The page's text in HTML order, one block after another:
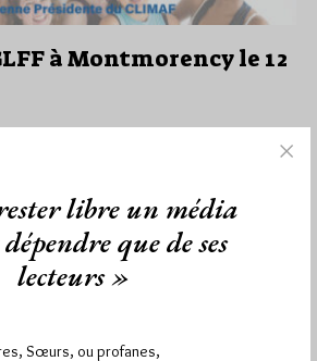
à Montmorency le 12
Lu 513 fois
le vendredi 12 juin une conférence
libre un média
que de ses
lecteurs »
Sœurs, ou profanes,